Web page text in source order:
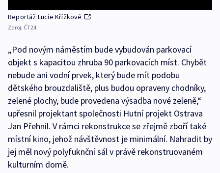
Reportáž Lucie Křížkové
Zdroj: ČT24
„Pod novým náměstím bude vybudován parkovací
objekt s kapacitou zhruba 90 parkovacích míst. Chybět
nebude ani vodní prvek, který bude mít podobu
dětského brouzdaliště, plus budou opraveny chodníky,
zelené plochy, bude provedena výsadba nové zeleně,“
upřesnil projektant společnosti Hutní projekt Ostrava
Jan Přehnil. V rámci rekonstrukce se zřejmě zboří také
místní kino, jehož návštěvnost je minimální. Nahradit by
jej měl nový polyfuknční sál v právě rekonstruovaném
kulturním domě.